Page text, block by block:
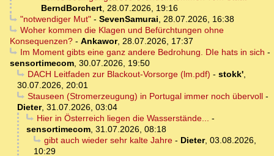
BerndBorchert, 28.07.2026, 19:16
"notwendiger Mut"- SevenSamurai, 28.07.2026, 16:38
Woher kommen die Klagen und Befürchtungen ohne
Konsequenzen? - Ankawor, 28.07.2026, 17:37
Im Moment gibts eine ganz andere Bedrohung. DIe hats in sich -
sensortimecom, 30.07.2026, 19:50
DACH Leitfaden zur Blackout-Vorsorge (lm.pdf) - stokk',
30.07.2026, 20:01
Stauseen (Stromerzeugung) in Portugal immer noch übervoll-
Dieter, 31.07.2026, 03:04
Hier in Österreich liegen die Wasserstände... -
sensortimecom, 31.07.2026, 08:18
gibt auch wieder sehr kalte Jahre- Dieter, 03.08.2026,
10:29